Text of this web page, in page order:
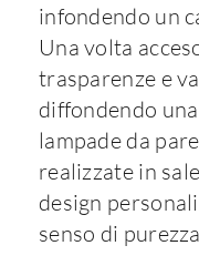
infondendo un
Una volta
trasparenze e
diffondendo
lampade da
realizzate in
design
senso di